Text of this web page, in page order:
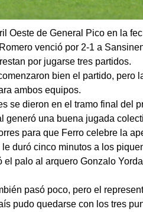
Oeste de General Pico en la
venció por 2-1 a
por jugarse tres partidos.
bien el partido, pero
ambos equipos.
se dieron en el tramo final del
generó una buena jugada
para que Ferro celebre la
duró cinco minutos a los
el palo al arquero Gonzalo
pasó poco, pero el
pudo quedarse con los tres